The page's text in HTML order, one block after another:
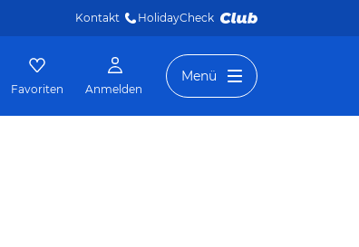
Kontakt HolidayCheck
Favoriten Anmelden
Menü